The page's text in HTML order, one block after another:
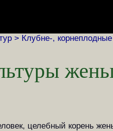
> Клубне-,
целебный корень